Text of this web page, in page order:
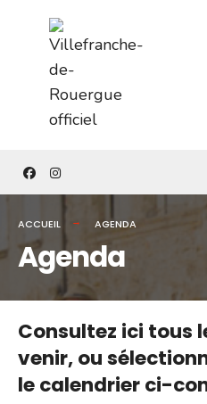
content
ACCUEIL AGENDA
Agenda
Consultez ici tous
venir,ou
le calendrier ci-
for: